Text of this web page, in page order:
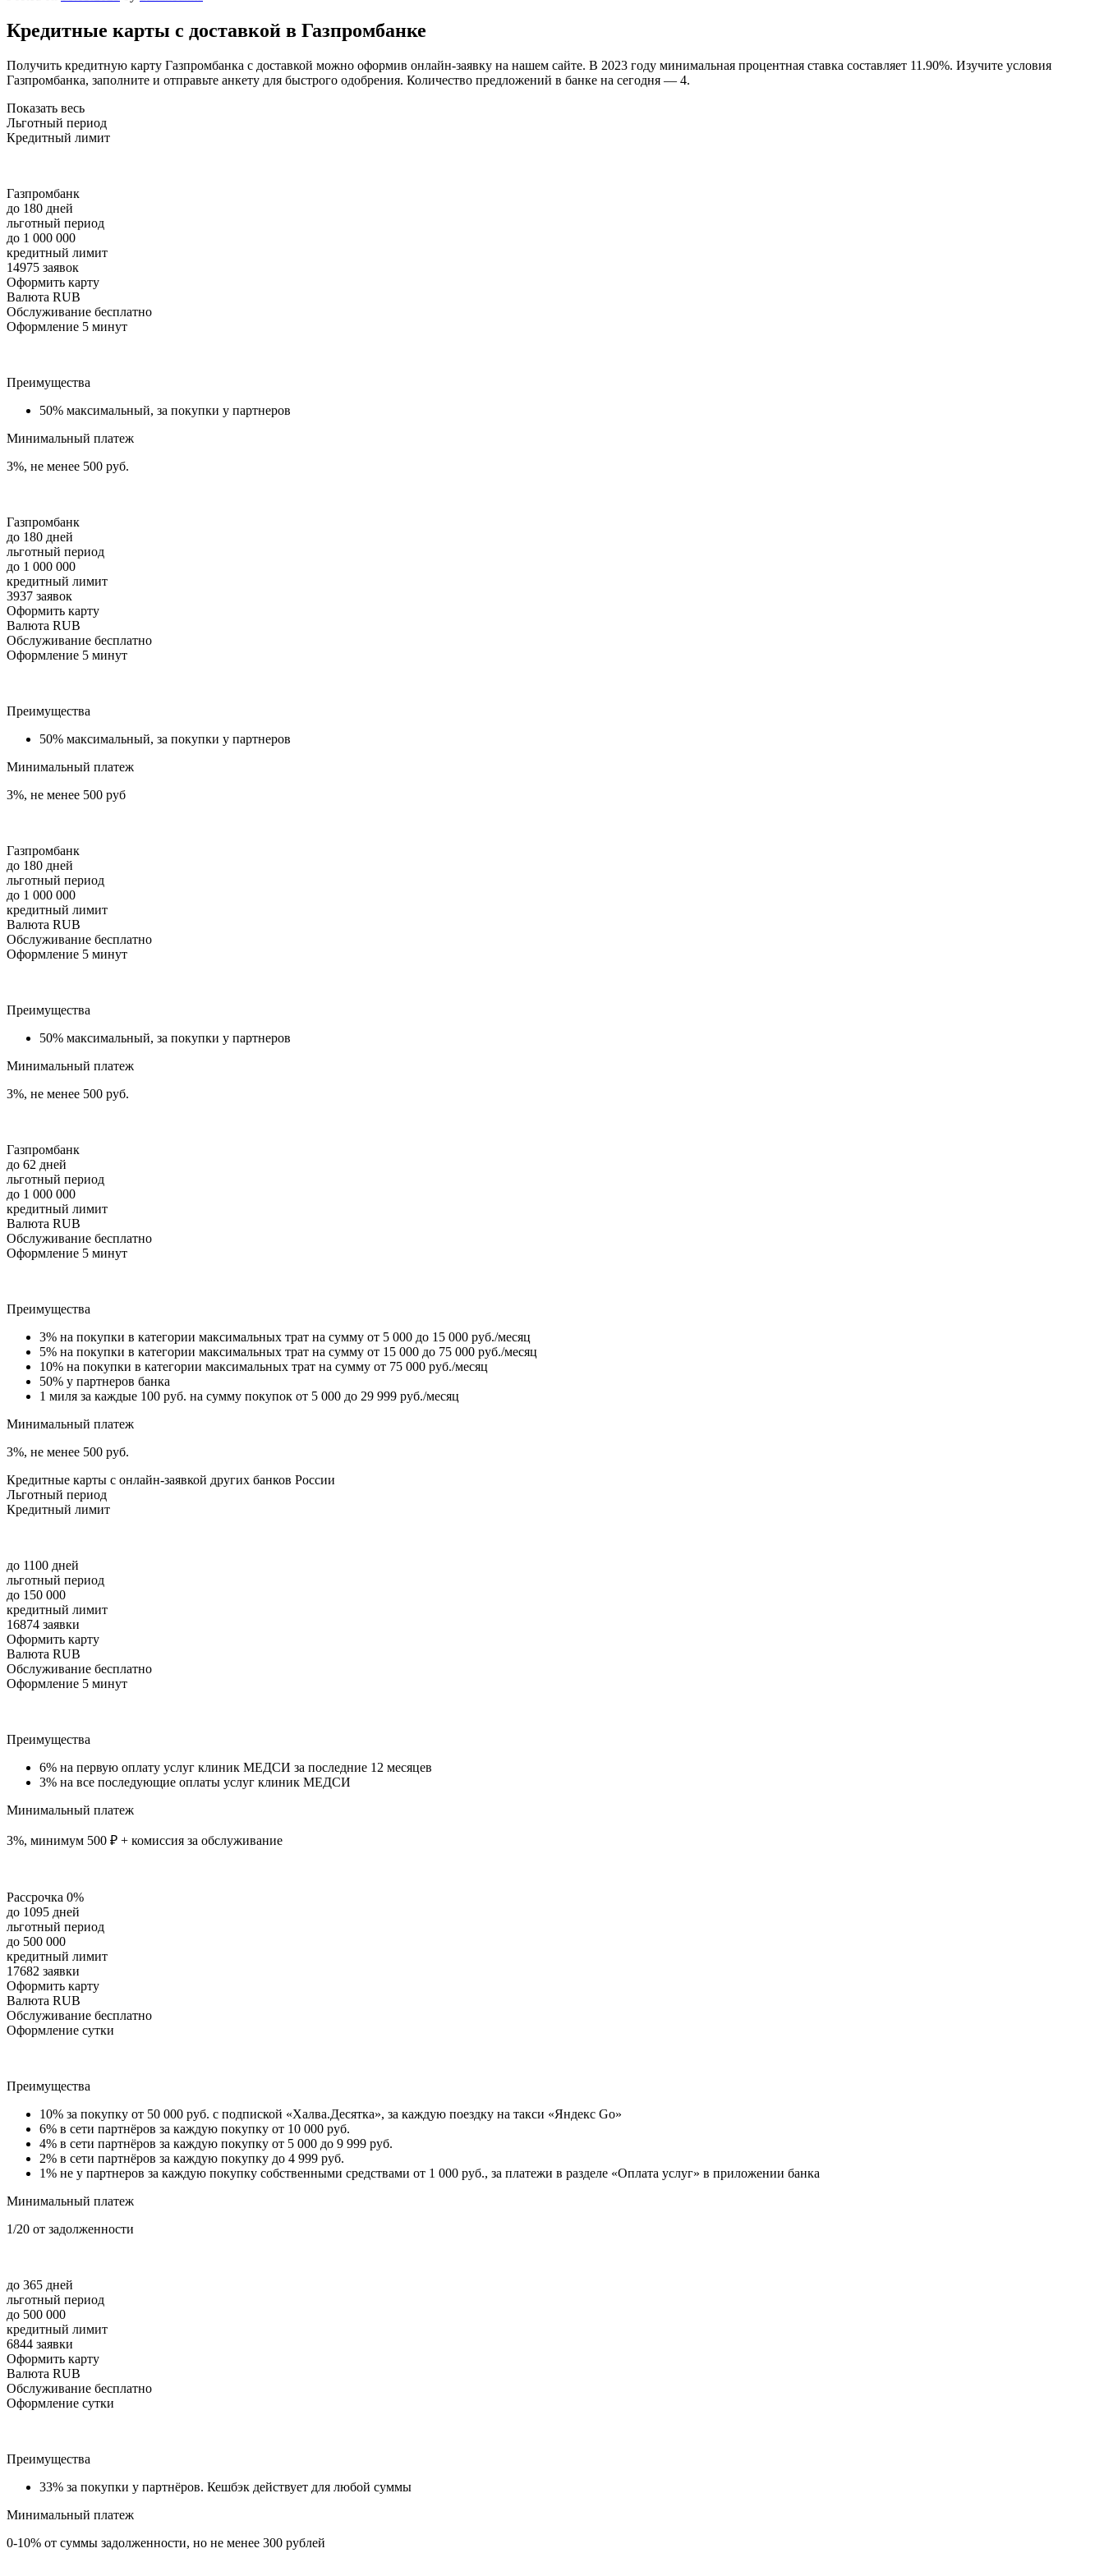
Кредитные карты с доставкой в Газпромбанке
Получить кредитную карту Газпромбанка с доставкой можно оформив онлайн-заявку на нашем сайте. В 2023 году минимальная процентная ставка составляет 11.90%. Изучите условия
Газпромбанка, заполните и отправьте анкету для быстрого одобрения. Количество предложений в банке на сегодня — 4.
Показать весь
Льготный период
Кредитный лимит
Газпромбанк
до 180 дней
льготный период
до 1 000 000
кредитный лимит
14975 заявок
Оформить карту
Валюта RUB
Обслуживание бесплатно
Оформление 5 минут
Преимущества
50% максимальный, за покупки у партнеров
Минимальный платеж
3%, не менее 500 руб.
Газпромбанк
до 180 дней
льготный период
до 1 000 000
кредитный лимит
3937 заявок
Оформить карту
Валюта RUB
Обслуживание бесплатно
Оформление 5 минут
Преимущества
50% максимальный, за покупки у партнеров
Минимальный платеж
3%, не менее 500 руб
Газпромбанк
до 180 дней
льготный период
до 1 000 000
кредитный лимит
Валюта RUB
Обслуживание бесплатно
Оформление 5 минут
Преимущества
50% максимальный, за покупки у партнеров
Минимальный платеж
3%, не менее 500 руб.
Газпромбанк
до 62 дней
льготный период
до 1 000 000
кредитный лимит
Валюта RUB
Обслуживание бесплатно
Оформление 5 минут
Преимущества
3% на покупки в категории максимальных трат на сумму от 5 000 до 15 000 руб./месяц
5% на покупки в категории максимальных трат на сумму от 15 000 до 75 000 руб./месяц
10% на покупки в категории максимальных трат на сумму от 75 000 руб./месяц
50% у партнеров банка
1 миля за каждые 100 руб. на сумму покупок от 5 000 до 29 999 руб./месяц
Минимальный платеж
3%, не менее 500 руб.
Кредитные карты с онлайн-заявкой других банков России
Льготный период
Кредитный лимит
до 1100 дней
льготный период
до 150 000
кредитный лимит
16874 заявки
Оформить карту
Валюта RUB
Обслуживание бесплатно
Оформление 5 минут
Преимущества
6% на первую оплату услуг клиник МЕДСИ за последние 12 месяцев
3% на все последующие оплаты услуг клиник МЕДСИ
Минимальный платеж
3%, минимум 500 ₽ + комиссия за обслуживание
Рассрочка 0%
до 1095 дней
льготный период
до 500 000
кредитный лимит
17682 заявки
Оформить карту
Валюта RUB
Обслуживание бесплатно
Оформление сутки
Преимущества
10% за покупку от 50 000 руб. с подпиской «Халва.Десятка», за каждую поездку на такси «Яндекс Go»
6% в сети партнёров за каждую покупку от 10 000 руб.
4% в сети партнёров за каждую покупку от 5 000 до 9 999 руб.
2% в сети партнёров за каждую покупку до 4 999 руб.
1% не у партнеров за каждую покупку собственными средствами от 1 000 руб., за платежи в разделе «Оплата услуг» в приложении банка
Минимальный платеж
1/20 от задолженности
до 365 дней
льготный период
до 500 000
кредитный лимит
6844 заявки
Оформить карту
Валюта RUB
Обслуживание бесплатно
Оформление сутки
Преимущества
33% за покупки у партнёров. Кешбэк действует для любой суммы
Минимальный платеж
0-10% от суммы задолженности, но не менее 300 рублей